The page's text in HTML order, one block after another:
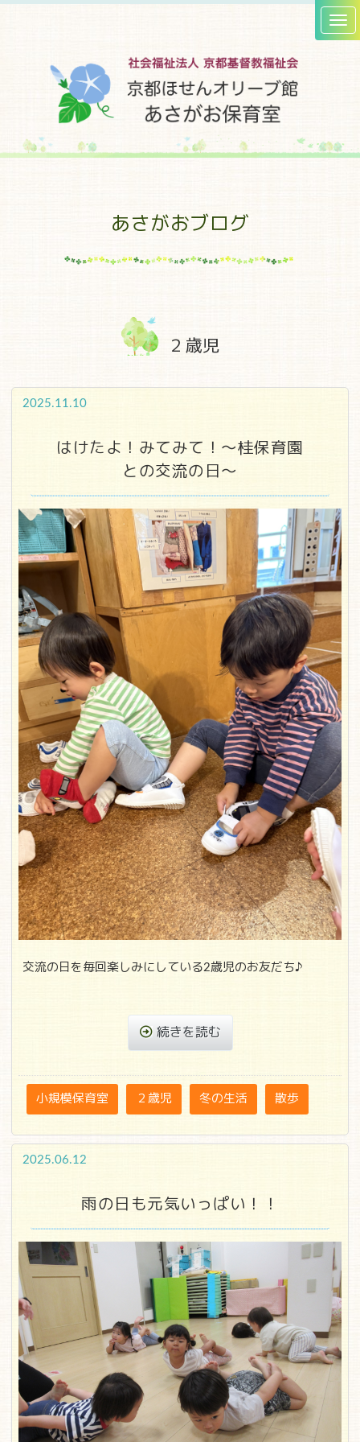
あさがおブログ
２歳児
2025.11.10
はけたよ！みてみて！～桂保育園
との交流の日～
交流の日を毎回楽しみにしている2歳児のお友だち♪
続きを読む
小規模保育室 ２歳児 冬の生活 散歩
2025.06.12
雨の日も元気いっぱい！！